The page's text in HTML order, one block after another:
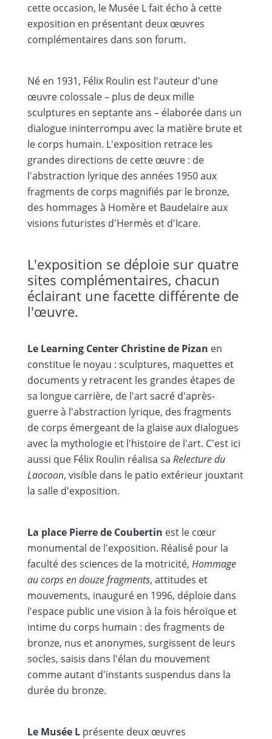
cette occasion, le Musée L fait écho à cette
exposition en présentant deux œuvres
complémentaires dans son forum.
Né en 1931, Félix Roulin est l'auteur d'une
œuvre colossale – plus de deux mille
sculptures en septante ans – élaborée dans un
dialogue ininterrompu avec la matière brute et
le corps humain. L'exposition retrace les
grandes directions de cette œuvre : de
l'abstraction lyrique des années 1950 aux
fragments de corps magnifiés par le bronze,
des hommages à Homère et Baudelaire aux
visions futuristes d'Hermès et d'Icare.
L'exposition se déploie sur quatre
sites complémentaires, chacun
éclairant une facette différente de
l'œuvre.
Le Learning Center Christine de Pizan en
constitue le noyau : sculptures, maquettes et
documents y retracent les grandes étapes de
sa longue carrière, de l'art sacré d'après-
guerre à l'abstraction lyrique, des fragments
de corps émergeant de la glaise aux dialogues
avec la mythologie et l'histoire de l'art. C'est ici
aussi que Félix Roulin réalisa sa Relecture du
Laocoon, visible dans le patio extérieur jouxtant
la salle d'exposition.
La place Pierre de Coubertin est le cœur
monumental de l'exposition. Réalisé pour la
faculté des sciences de la motricité, Hommage
au corps en douze fragments, attitudes et
mouvements, inauguré en 1996, déploie dans
l'espace public une vision à la fois héroïque et
intime du corps humain : des fragments de
bronze, nus et anonymes, surgissent de leurs
socles, saisis dans l'élan du mouvement
comme autant d'instants suspendus dans la
durée du bronze.
Le Musée L présente deux œuvres